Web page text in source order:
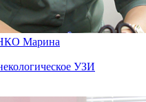
Марина
УЗИ